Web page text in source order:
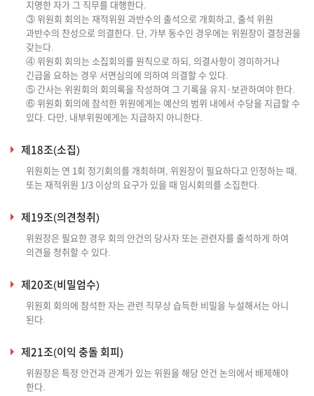
지명한 자가 그 직무를 대행한다.
③ 위원회 회의는 재적위원 과반수의 출석으로 개회하고, 출석 위원
과반수의 찬성으로 의결한다. 단, 가부 동수인 경우에는 위원장이 결정권을
갖는다.
④ 위원회 회의는 소집회의를 원칙으로 하되, 의결사항이 경미하거나
긴급을 요하는 경우 서면심의에 의하여 의결할 수 있다.
⑤ 간사는 위원회의 회의록을 작성하여 그 기록을 유지·보관하여야 한다.
⑥ 위원회 회의에 참석한 위원에게는 예산의 범위 내에서 수당을 지급할 수
있다. 다만, 내부위원에게는 지급하지 아니한다.
제18조(소집)
위원회는 연 1회 정기회의를 개최하며, 위원장이 필요하다고 인정하는 때,
또는 재적위원 1/3 이상의 요구가 있을 때 임시회의를 소집한다.
제19조(의견청취)
위원장은 필요한 경우 회의 안건의 당사자 또는 관련자를 출석하게 하여
의견을 청취할 수 있다.
제20조(비밀엄수)
위원회 회의에 참석한 자는 관련 직무상 습득한 비밀을 누설해서는 아니
된다.
제21조(이익 충돌 회피)
위원장은 특정 안건과 관계가 있는 위원을 해당 안건 논의에서 배제해야
한다.